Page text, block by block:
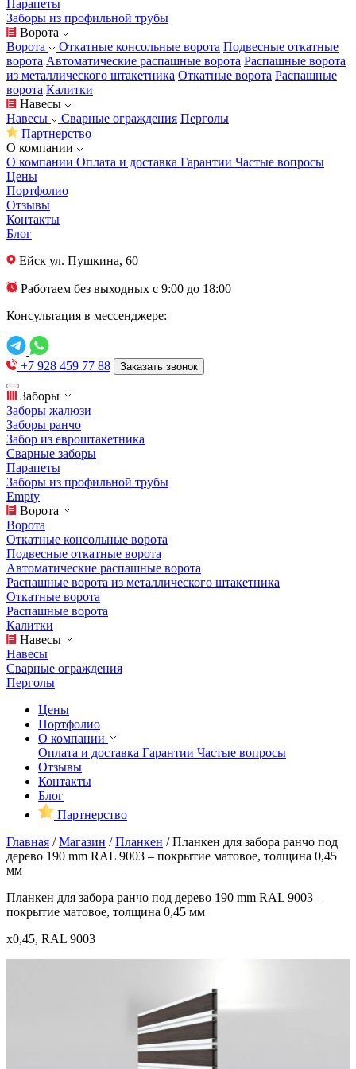
Парапеты
Заборы из профильной трубы
Ворота
Ворота
Откатные консольные ворота Подвесные откатные
ворота Автоматические распашные ворота Распашные ворота
из металлического штакетника Откатные ворота Распашные
ворота Калитки
Навесы
Навесы
Сварные ограждения Перголы
Партнерство
О компании
О компании Оплата и доставка Гарантии Частые вопросы
Цены
Портфолио
Отзывы
Контакты
Блог
Ейск ул. Пушкина, 60
Работаем без выходных с 9:00 до 18:00
Консультация в мессенджере:
+7 928 459 77 88 Заказать звонок
Заборы
Заборы жалюзи
Заборы ранчо
Забор из евроштакетника
Сварные заборы
Парапеты
Заборы из профильной трубы
Empty
Ворота
Ворота
Откатные консольные ворота
Подвесные откатные ворота
Автоматические распашные ворота
Распашные ворота из металлического штакетника
Откатные ворота
Распашные ворота
Калитки
Навесы
Навесы
Сварные ограждения
Перголы
Цены
Портфолио
О компании
Оплата и доставка Гарантии Частые вопросы
Отзывы
Контакты
Блог
Партнерство
Главная /Магазин /Планкен /Планкен для забора ранчо под
дерево 190 mm RAL 9003 – покрытие матовое, толщина 0,45
мм
Планкен для забора ранчо под дерево 190 mm RAL 9003 –
покрытие матовое, толщина 0,45 мм
x0,45, RAL 9003